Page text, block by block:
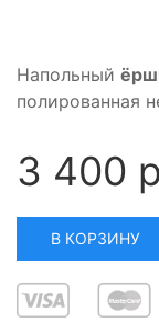
Напольный
полированная
3 400
В КОРЗИНУ